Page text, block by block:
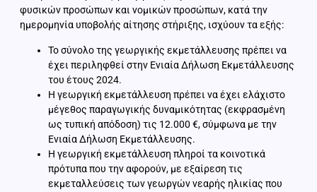
φυσικών προσώπων και νομικών προσώπων, κατά την
ημερομηνία υποβολής αίτησης στήριξης, ισχύουν τα εξής:
Το σύνολο της γεωργικής εκμετάλλευσης πρέπει να
έχει περιληφθεί στην Ενιαία Δήλωση Εκμετάλλευσης
του έτους 2024.
Η γεωργική εκμετάλλευση πρέπει να έχει ελάχιστο
μέγεθος παραγωγικής δυναμικότητας (εκφρασμένη
ως τυπική απόδοση) τις 12.000 €, σύμφωνα με την
Ενιαία Δήλωση Εκμετάλλευσης.
Η γεωργική εκμετάλλευση πληροί τα κοινοτικά
πρότυπα που την αφορούν, με εξαίρεση τις
εκμεταλλεύσεις των γεωργών νεαρής ηλικίας που